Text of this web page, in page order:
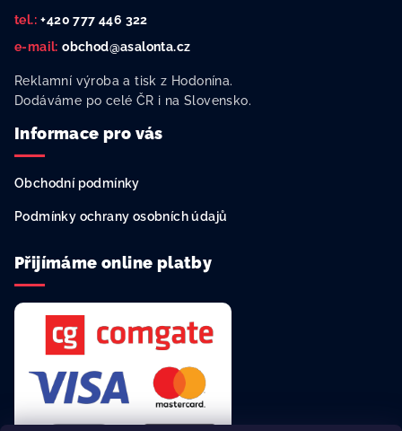
tel.: +420 777 446 322
e-mail: obchod@asalonta.cz
Reklamní výroba a tisk z Hodonína.
Dodáváme po celé ČR i na Slovensko.
Informace pro vás
Obchodní podmínky
Podmínky ochrany osobních údajů
Přijímáme online platby